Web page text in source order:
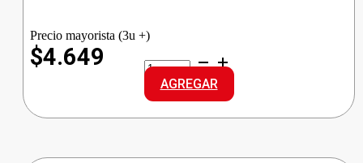
Precio mayorista (3u +)
$4.649
F.ALVEAR
CHAMP.
E/BRUT.
cantidad
AGREGAR